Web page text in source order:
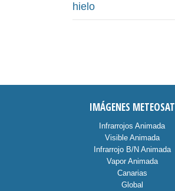
hielo
IMÁGENES METEOSAT
Infrarrojos Animada
Visible Animada
Infrarrojo B/N Animada
Vapor Animada
Canarias
Global